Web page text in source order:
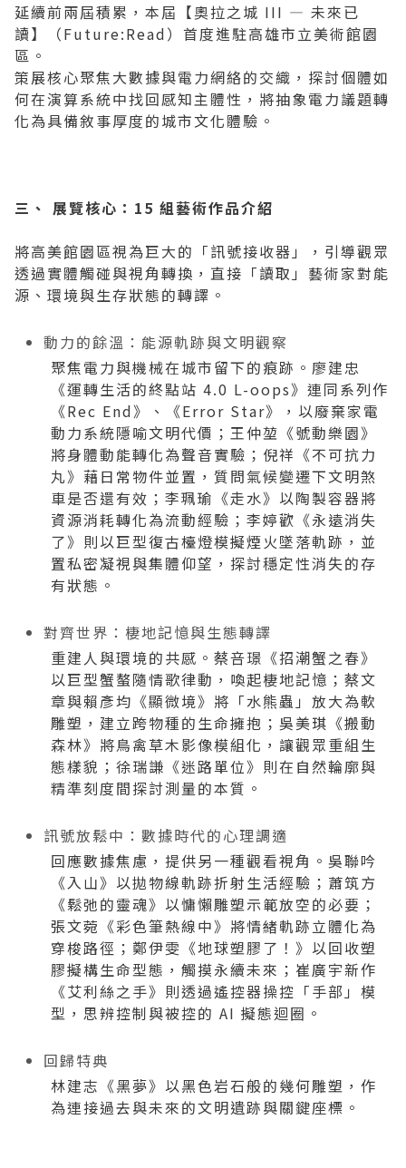
延續前兩屆積累，本屆【奧拉之城 III — 未來已
讀】（Future:Read）首度進駐高雄市立美術館園
區。
策展核心聚焦大數據與電力網絡的交織，探討個體如
何在演算系統中找回感知主體性，將抽象電力議題轉
化為具備敘事厚度的城市文化體驗。
三、 展覽核心：15 組藝術作品介紹
將高美館園區視為巨大的「訊號接收器」，引導觀眾
透過實體觸碰與視角轉換，直接「讀取」藝術家對能
源、環境與生存狀態的轉譯。
動力的餘溫：能源軌跡與文明觀察
聚焦電力與機械在城市留下的痕跡。廖建忠
《運轉生活的終點站 4.0 L-oops》連同系列作
《Rec End》、《Error Star》，以廢棄家電
動力系統隱喻文明代價；王仲堃《號動樂園》
將身體動能轉化為聲音實驗；倪祥《不可抗力
丸》藉日常物件並置，質問氣候變遷下文明煞
車是否還有效；李珮瑜《走水》以陶製容器將
資源消耗轉化為流動經驗；李婷歡《永遠消失
了》則以巨型復古檯燈模擬煙火墜落軌跡，並
置私密凝視與集體仰望，探討穩定性消失的存
有狀態。
對齊世界：棲地記憶與生態轉譯
重建人與環境的共感。蔡咅璟《招潮蟹之春》
以巨型蟹螯隨情歌律動，喚起棲地記憶；蔡文
章與賴彥均《顯微境》將「水熊蟲」放大為軟
雕塑，建立跨物種的生命擁抱；吳美琪《搬動
森林》將鳥禽草木影像模組化，讓觀眾重組生
態樣貌；徐瑞謙《迷路單位》則在自然輪廓與
精準刻度間探討測量的本質。
訊號放鬆中：數據時代的心理調適
回應數據焦慮，提供另一種觀看視角。吳聯吟
《入山》以拋物線軌跡折射生活經驗；蕭筑方
《鬆弛的靈魂》以慵懶雕塑示範放空的必要；
張文菀《彩色筆熱線中》將情緒軌跡立體化為
穿梭路徑；鄭伊雯《地球塑膠了！》以回收塑
膠擬構生命型態，觸摸永續未來；崔廣宇新作
《艾利絲之手》則透過遙控器操控「手部」模
型，思辨控制與被控的 AI 擬態迴圈。
回歸特典
林建志《黑夢》以黑色岩石般的幾何雕塑，作
為連接過去與未來的文明遺跡與關鍵座標。